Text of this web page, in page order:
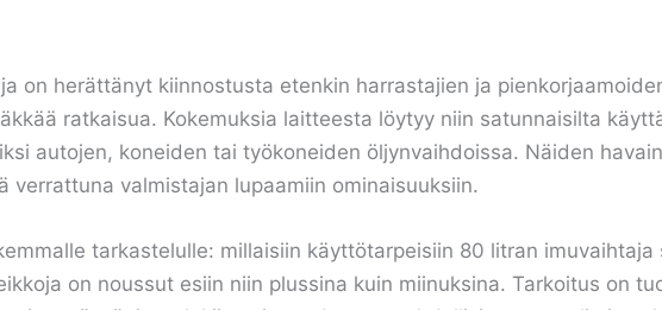
on herättänyt kiinnostusta etenkin harrastajien ja
ratkaisua. Kokemuksia laitteesta löytyy niin satunnaisilta
autojen, koneiden tai työkoneiden öljynvaihdoissa. Näiden
verrattuna valmistajan lupaamiin ominaisuuksiin.
tarkastelulle: millaisiin käyttötarpeisiin 80 litran
on noussut esiin niin plussina kuin miinuksina. Tarkoitus on